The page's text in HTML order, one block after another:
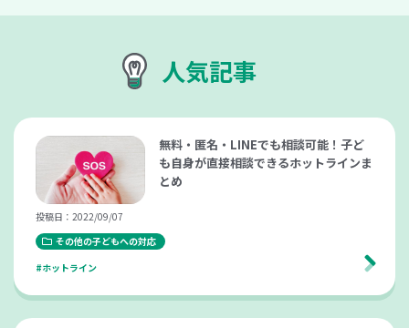
人気記事
無料・匿名・LINEでも相談可能！子ど
も自身が直接相談できるホットラインま
とめ
投稿日：2022/09/07
その他の子どもへの対応
#ホットライン